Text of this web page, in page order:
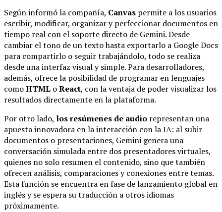
Según informó la compañía, Canvas permite a los usuarios
escribir, modificar, organizar y perfeccionar documentos en
tiempo real con el soporte directo de Gemini. Desde
cambiar el tono de un texto hasta exportarlo a Google Docs
para compartirlo o seguir trabajándolo, todo se realiza
desde una interfaz visual y simple. Para desarrolladores,
además, ofrece la posibilidad de programar en lenguajes
comoHTML oReact, con la ventaja de poder visualizar los
resultados directamente en la plataforma.
Por otro lado, los resúmenes de audio representan una
apuesta innovadora en la interacción con la IA: al subir
documentos o presentaciones, Gemini genera una
conversación simulada entre dos presentadores virtuales,
quienes no solo resumen el contenido, sino que también
ofrecen análisis, comparaciones y conexiones entre temas.
Esta función se encuentra en fase de lanzamiento global en
inglés y se espera su traducción a otros idiomas
próximamente.